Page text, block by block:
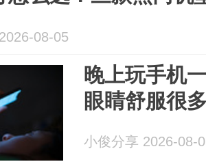
08-05
晚上玩手机
眼睛舒服很
小俊分享 2026-08-